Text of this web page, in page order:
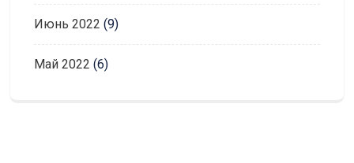
Июнь 2022 (9)
Май 2022 (6)